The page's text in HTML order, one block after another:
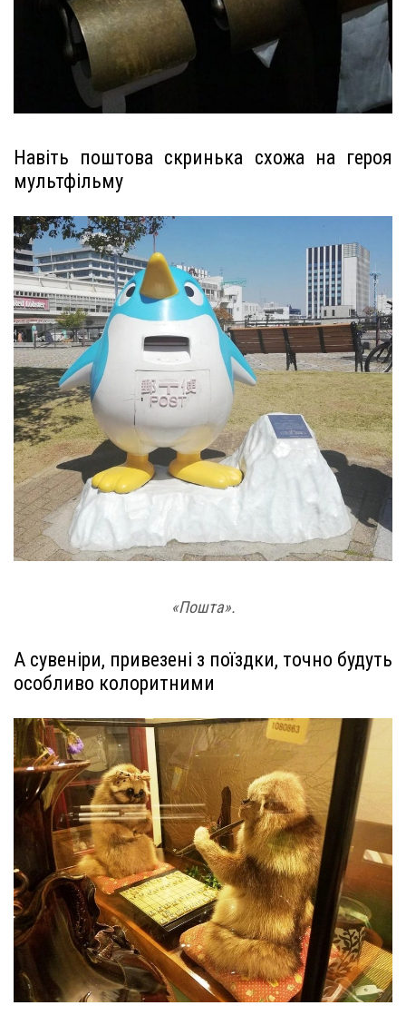
Навіть поштова скринька схожа на героя
мультфільму
«Пошта».
А сувеніри, привезені з поїздки, точно будуть
особливо колоритними